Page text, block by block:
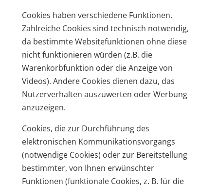
Cookies haben verschiedene Funktionen.
Zahlreiche Cookies sind technisch notwendig,
da bestimmte Websitefunktionen ohne diese
nicht funktionieren würden (z.B. die
Warenkorbfunktion oder die Anzeige von
Videos). Andere Cookies dienen dazu, das
Nutzerverhalten auszuwerten oder Werbung
anzuzeigen.
Cookies, die zur Durchführung des
elektronischen Kommunikationsvorgangs
(notwendige Cookies) oder zur Bereitstellung
bestimmter, von Ihnen erwünschter
Funktionen (funktionale Cookies, z. B. für die